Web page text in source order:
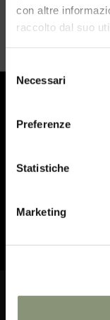
con altre
raccolto dal suo
delNecessari
Preferenze
Statistiche
Marketing
Iscriviti
e